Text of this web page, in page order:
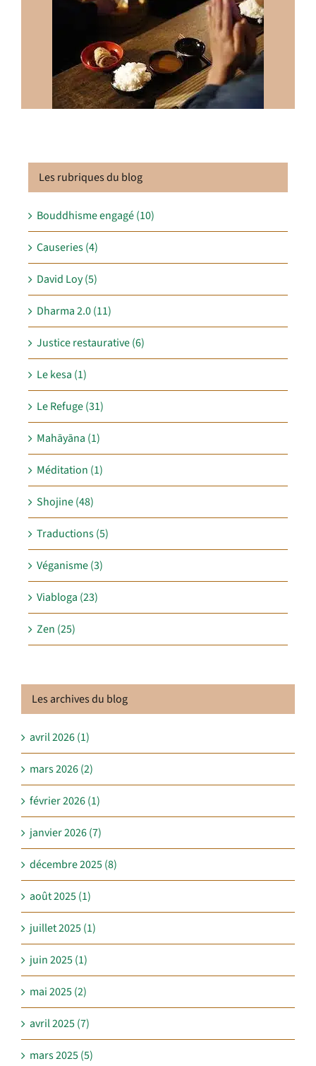
Les rubriques du blog
Bouddhisme engagé (10)
Causeries (4)
David Loy (5)
Dharma 2.0 (11)
Justice restaurative (6)
Le kesa (1)
Le Refuge (31)
Mahāyāna (1)
Méditation (1)
Shojine (48)
Traductions (5)
Véganisme (3)
Viabloga (23)
Zen (25)
Les archives du blog
avril 2026 (1)
mars 2026 (2)
février 2026 (1)
janvier 2026 (7)
décembre 2025 (8)
août 2025 (1)
juillet 2025 (1)
juin 2025 (1)
mai 2025 (2)
avril 2025 (7)
mars 2025 (5)